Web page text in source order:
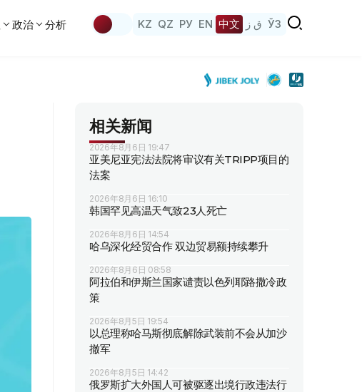
政治 分析 KZ QZ РУ EN 中文 ق ز ЎЗ
相关新闻
2026年8月6日 19:47
亚美尼亚宪法法院将审议有关TRIPP项目的
法案
2026年8月6日 16:10
韩国罕见高温天气致23人死亡
2026年8月6日 14:54
哈乌深化经贸合作 双边贸易额持续攀升
2026年8月6日 08:58
阿拉伯和伊斯兰国家谴责以色列耶路撒冷政
策
2026年8月5日 19:54
以总理称哈马斯彻底解除武装前不会从加沙
撤军
2026年8月5日 14:42
俄罗斯扩大外国人可被驱逐出境行政违法行